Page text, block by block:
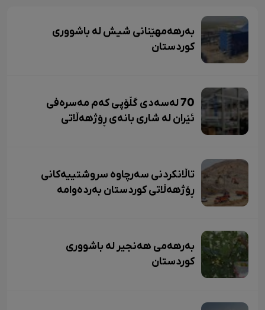
بەرهەمهێنانی شیش لە باشووری
کوردستان
70 لەسەدی گڵۆپی کەم مەسرەفی
ئێران لە شاری بانەی ڕۆژهەڵاتی
تاڵانکردنی سەرچاوە سروشتییەکانی
ڕۆژهەڵاتی کوردستان بەردەوامە
بەرهەمی هەنجیر لە باشووری
کوردستان